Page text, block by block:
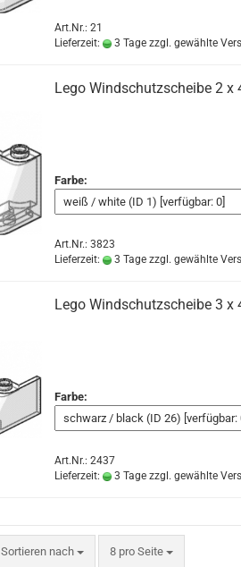
Art.Nr.: 21
Lieferzeit:
3 Tage zzgl. gewählte
Lego Windschutzscheibe 2 x
Farbe:
Art.Nr.: 3823
Lieferzeit:
3 Tage zzgl. gewählte
Lego Windschutzscheibe 3 x
Farbe:
Art.Nr.: 2437
Lieferzeit:
3 Tage zzgl. gewählte
Sortieren nach 8 pro Seite